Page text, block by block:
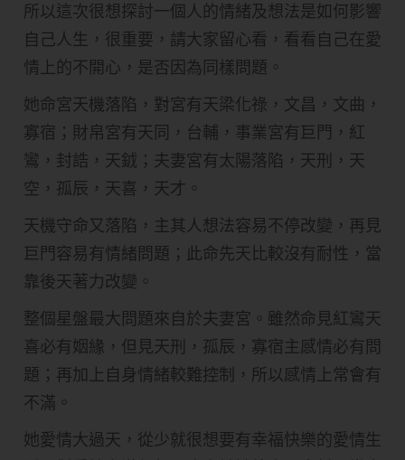
所以這次很想探討一個人的情緒及想法是如何影響
自己人生，很重要，請大家留心看，看看自己在愛
情上的不開心，是否因為同樣問題。
她命宮天機落陷，對宮有天梁化祿，文昌，文曲，
寡宿；財帛宮有天同，台輔，事業宮有巨門，紅
鸞，封誥，天龯；夫妻宮有太陽落陷，天刑，天
空，孤辰，天喜，天才。
天機守命又落陷，主其人想法容易不停改變，再見
巨門容易有情緒問題；此命先天比較沒有耐性，當
靠後天著力改變。
整個星盤最大問題來自於夫妻宮。雖然命見紅鸞天
喜必有姻緣，但見天刑，孤辰，寡宿主感情必有問
題；再加上自身情緒較難控制，所以感情上常會有
不滿。
她愛情大過天，從少就很想要有幸福快樂的愛情生